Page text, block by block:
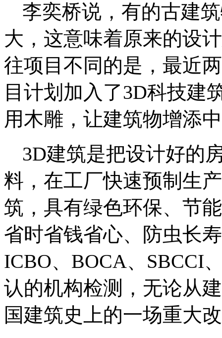
李奕桥说，有的古建
大，这意味着原来的设
往项目不同的是，最近
目计划加入了3D科技建
用木雕，让建筑物增添
3D建筑是把设计好的
料，在工厂快速预制生
筑，具有绿色环保、节
省时省钱省心、防虫长
ICBO、 BOCA、 SBCCI
认的机构检测，无论从
国建筑史上的一场重大